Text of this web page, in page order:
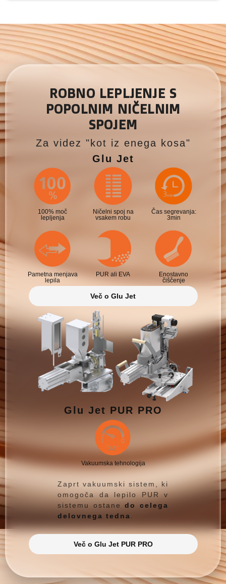
ROBNO LEPLJENJE S
POPOLNIM NIČELNIM
SPOJEM
Za videz "kot iz enega kosa"
Glu Jet
100% moč
lepljenja
Ničelni spoj na
vsakem robu
Čas segrevanja:
3min
Pametna menjava
lepila
PUR ali EVA
Enostavno
čiščenje
Več o Glu Jet
Glu Jet PUR PRO
Vakuumska tehnologija
Zaprt vakuumski sistem, ki
omogoča da lepilo PUR v
sistemu ostanedo celega
delovnega tedna
Več o Glu Jet PUR PRO